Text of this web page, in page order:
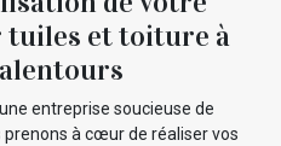
et toiture à
entreprise soucieuse de
à cœur de réaliser vos